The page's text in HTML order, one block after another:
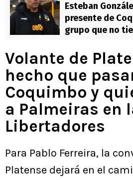
Esteban
presente de
grupo que no
Volante de
hecho que
Coquimbo y
a Palmeiras en
Libertadores
Para Pablo Ferreira, la
Platense dejará en el